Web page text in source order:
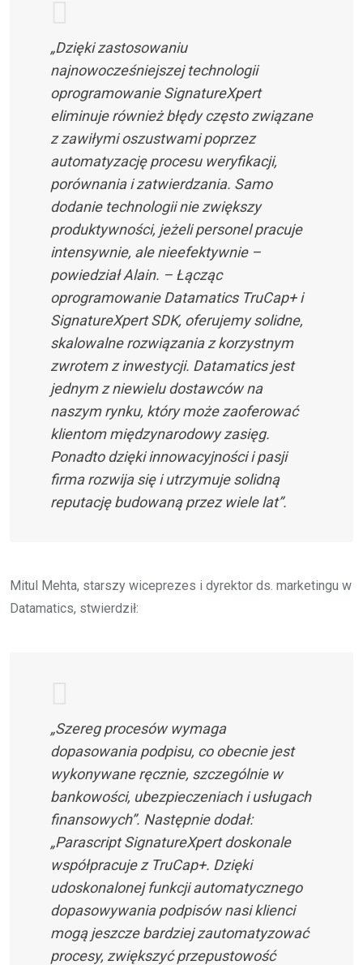
„Dzięki zastosowaniu
najnowocześniejszej technologii
oprogramowanie SignatureXpert
eliminuje również błędy często związane
z zawiłymi oszustwami poprzez
automatyzację procesu weryfikacji,
porównania i zatwierdzania. Samo
dodanie technologii nie zwiększy
produktywności, jeżeli personel pracuje
intensywnie, ale nieefektywnie –
powiedział Alain. – Łącząc
oprogramowanie Datamatics TruCap+ i
SignatureXpert SDK, oferujemy solidne,
skalowalne rozwiązania z korzystnym
zwrotem z inwestycji. Datamatics jest
jednym z niewielu dostawców na
naszym rynku, który może zaoferować
klientom międzynarodowy zasięg.
Ponadto dzięki innowacyjności i pasji
firma rozwija się i utrzymuje solidną
reputację budowaną przez wiele lat”.
Mitul Mehta, starszy wiceprezes i dyrektor ds. marketingu w
Datamatics, stwierdził:
„Szereg procesów wymaga
dopasowania podpisu, co obecnie jest
wykonywane ręcznie, szczególnie w
bankowości, ubezpieczeniach i usługach
finansowych”. Następnie dodał:
„Parascript SignatureXpert doskonale
współpracuje z TruCap+. Dzięki
udoskonalonej funkcji automatycznego
dopasowywania podpisów nasi klienci
mogą jeszcze bardziej zautomatyzować
procesy, zwiększyć przepustowość